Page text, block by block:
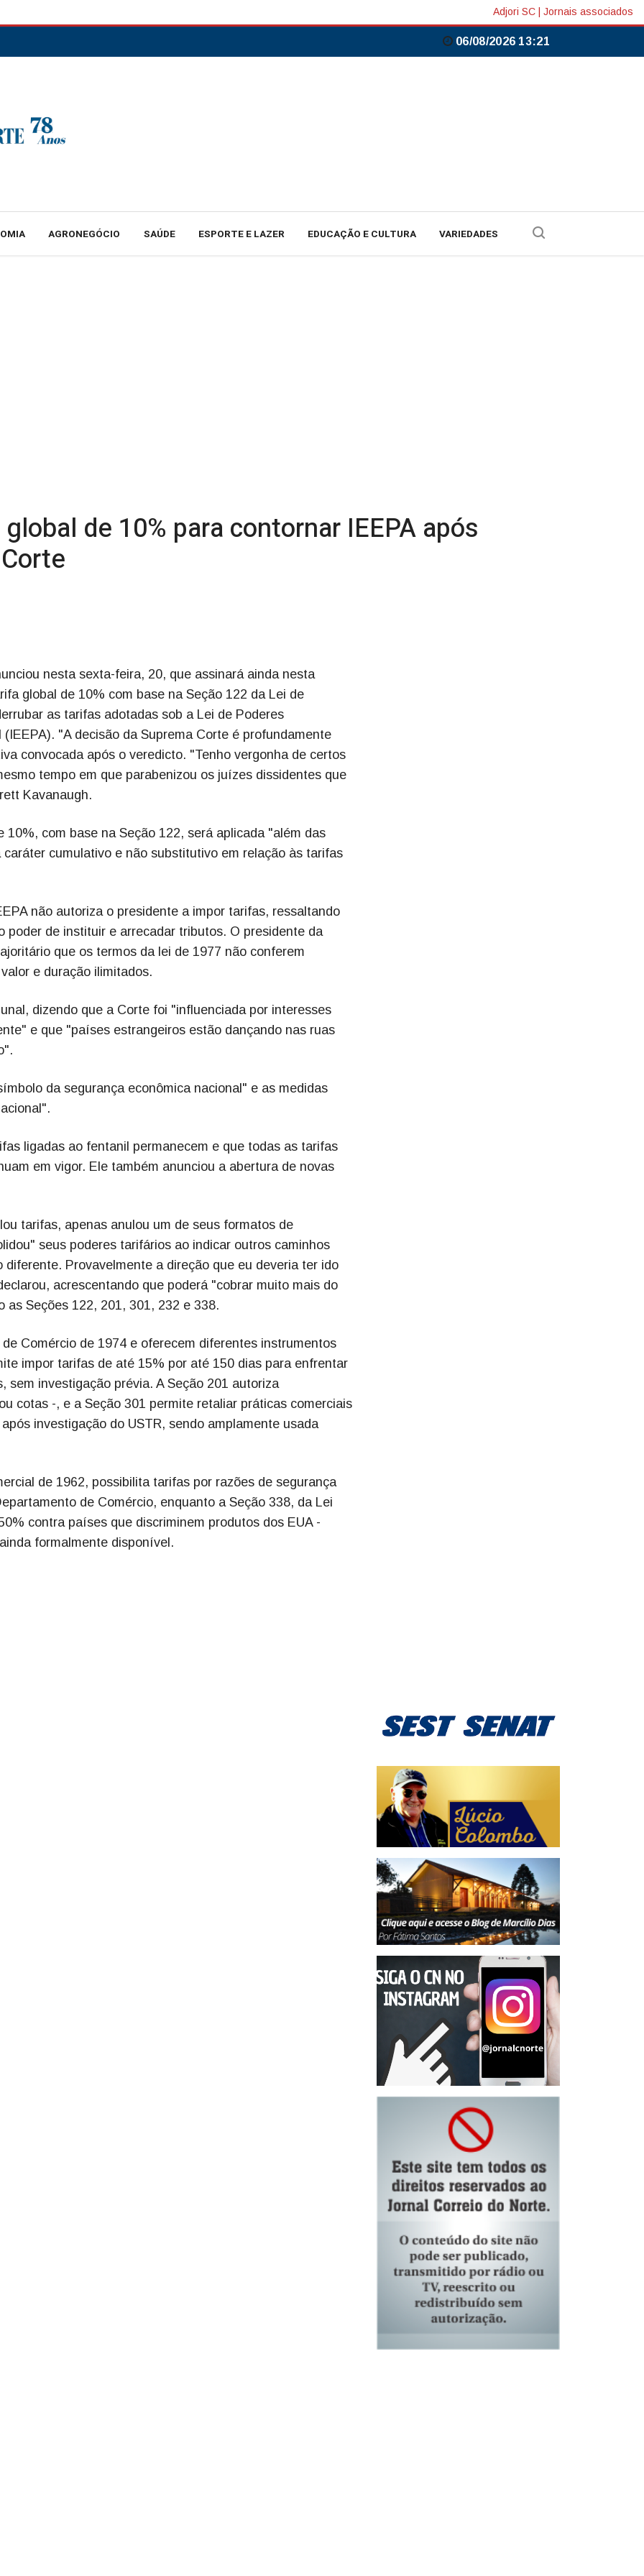
Adjori SC Jornais associados
06/08/2026 13:21
AGRONEGÓCIO SAÚDE ESPORTE E LAZER EDUCAÇÃO E CULTURA VARIEDADES
de 10% para contornar IEEPA após
nesta sexta-feira, 20, que assinará ainda nesta
global de 10% com base na Seção 122 da Lei de
as tarifas adotadas sob a Lei de Poderes
"A decisão da Suprema Corte é profundamente
convocada após o veredicto. "Tenho vergonha de certos
tempo em que parabenizou os juízes dissidentes que
Kavanaugh.
com base na Seção 122, será aplicada "além das
cumulativo e não substitutivo em relação às tarifas
não autoriza o presidente a impor tarifas, ressaltando
poder de instituir e arrecadar tributos. O presidente da
que os termos da lei de 1977 não conferem
e duração ilimitados.
dizendo que a Corte foi "influenciada por interesses
e que "países estrangeiros estão dançando nas ruas
da segurança econômica nacional" e as medidas
ligadas ao fentanil permanecem e que todas as tarifas
em vigor. Ele também anunciou a abertura de novas
tarifas, apenas anulou um de seus formatos de
seus poderes tarifários ao indicar outros caminhos
Provavelmente a direção que eu deveria ter ido
acrescentando que poderá "cobrar muito mais do
Seções 122, 201, 301, 232 e 338.
Comércio de 1974 e oferecem diferentes instrumentos
impor tarifas de até 15% por até 150 dias para enfrentar
sem investigação prévia. A Seção 201 autoriza
cotas -, e a Seção 301 permite retaliar práticas comerciais
investigação do USTR, sendo amplamente usada
de 1962, possibilita tarifas por razões de segurança
de Comércio, enquanto a Seção 338, da Lei
contra países que discriminem produtos dos EUA -
formalmente disponível.